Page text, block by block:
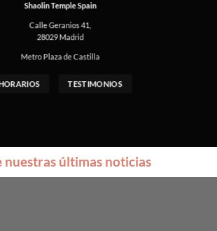
Shaolin Temple Spain
Calle Geranios 41,
28029 Madrid
Metro Plaza de Castilla
TESTIMONIOS
nuestras últimas noticias